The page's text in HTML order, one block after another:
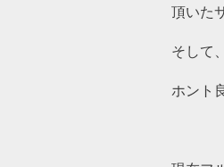
頂いた
そして
ホント